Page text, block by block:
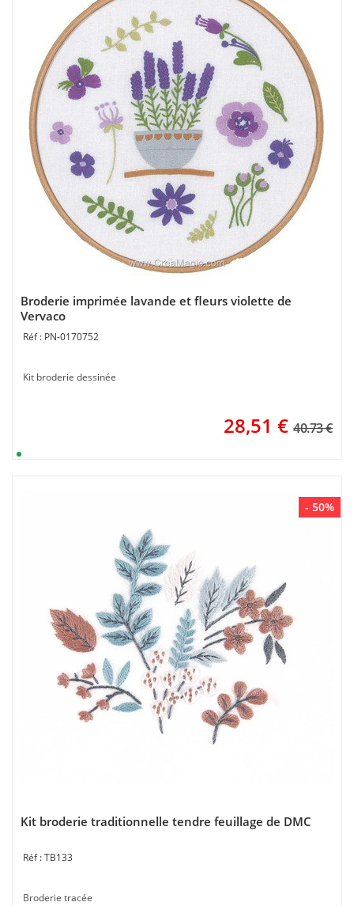
Broderie imprimée lavande et fleurs violette de
Vervaco
PN-0170752
Kit broderie dessinée
28,51 € 40.73 €
- 50%
Kit broderie traditionnelle tendre feuillage de DMC
TB133
Broderie tracée